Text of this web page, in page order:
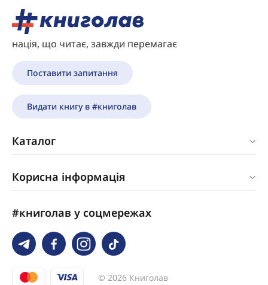
нація, що читає, завжди перемагає
Поставити запитання
Видати книгу в #книголав
Каталог
Корисна інформація
#книголав у соцмережах
© 2026 Книголав